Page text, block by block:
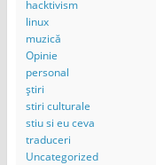
hacktivism
linux
muzică
Opinie
personal
știri
stiri culturale
stiu si eu ceva
traduceri
Uncategorized